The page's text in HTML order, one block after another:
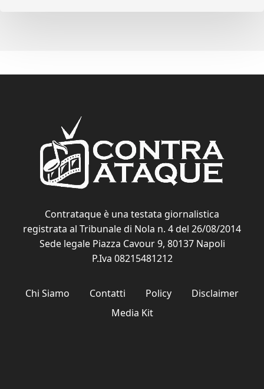
Contrataque è una testata giornalistica
registrata al Tribunale di Nola n. 4 del 26/08/2014
Sede legale Piazza Cavour 9, 80137 Napoli
P.Iva 08215481212
Chi Siamo Contatti Policy
Disclaimer
Media Kit